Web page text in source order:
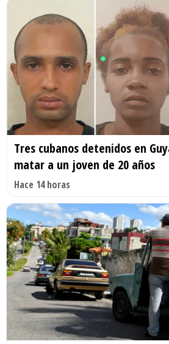
Tres cubanos detenidos en
matar a un joven de 20 años
Hace 14 horas